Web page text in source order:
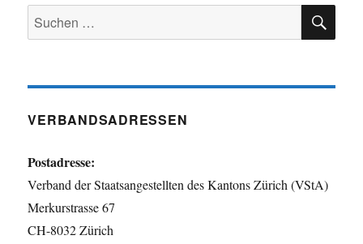
Suchen
nach:
VERBANDSADRESSEN
Postadresse:
Verband der Staatsangestellten des Kantons Zürich (VStA)
Merkurstrasse 67
CH-8032 Zürich